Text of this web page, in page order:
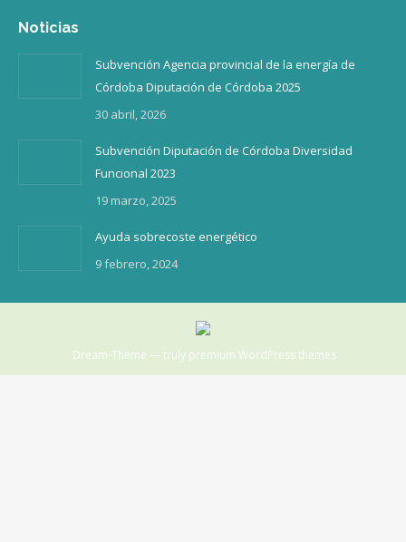
Noticias
Subvención Agencia provincial de la energía de
Córdoba Diputación de Córdoba 2025
30 abril, 2026
Subvención Diputación de Córdoba Diversidad
Funcional 2023
19 marzo, 2025
Ayuda sobrecoste energético
9 febrero, 2024
Dream-Theme — truly premium WordPress themes